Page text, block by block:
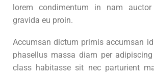
lorem condimentum in nam
gravida eu proin.
Accumsan dictum primis accumsan
phasellus massa diam per
class habitasse sit nec parturient